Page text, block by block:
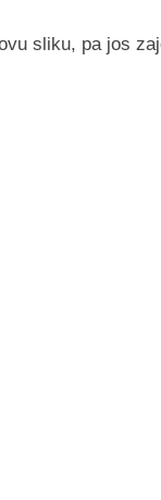
sliku, pa jos